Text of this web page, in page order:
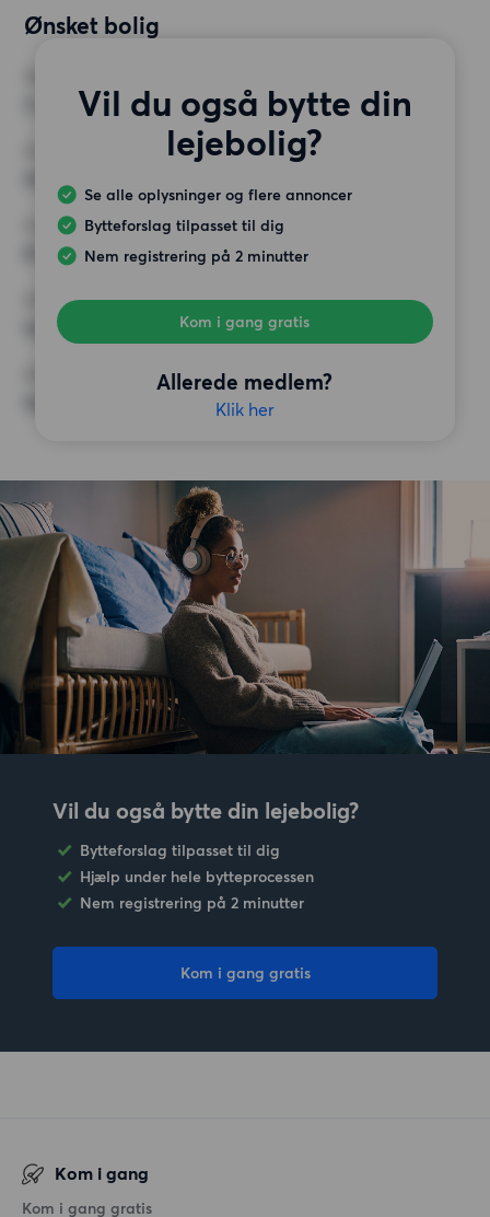
Ønsket bolig
Vil du også bytte din
lejebolig?
Se alle oplysninger og flere annoncer
Bytteforslag tilpasset til dig
Nem registrering på 2 minutter
Kom i gang gratis
Allerede medlem?
Klik her
3 værelser
MIN. ANTAL KVADRATMETER
MAX HUSLEJE
8 000 kr.
Ingen særlige krav
ØVRIGE PRÆFERENCER
Ingen særlige præferencer
Vil du også bytte din lejebolig?
Bytteforslag tilpasset til dig
Hjælp under hele bytteprocessen
Nem registrering på 2 minutter
Kom i gang gratis
Kom i gang
Kom i gang gratis